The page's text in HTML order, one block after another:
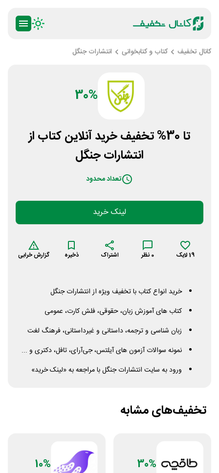
کانال تخفیف کتاب و کتابخوانی انتشارات جنگل
30%
تا 30% تخفیف خرید آنلاین کتاب از
انتشارات جنگل
تعداد محدود
لینک خرید
19 لایک 0 نظر اشتراک ذخیره گزارش خرابی
خرید انواع کتاب با تخفیف ویژه از انتشارات جنگل
کتاب های آموزش زبان، حقوقی، فلش کارت، عمومی
زبان شناسی و ترجمه، داستانی و غیرداستانی، فرهنگ لغت
نمونه سوالات آزمون های آیلتس، جی‌آر‌ای، تافل، دکتری و ...
ورود به سایت انتشارات جنگل با مراجعه به «لینک خرید»
تخفیف‌های مشابه
30%
10%